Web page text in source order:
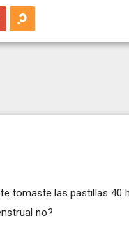
tomaste las pastillas 40
no?